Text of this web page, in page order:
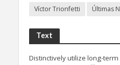
Víctor Trionfetti
Últimas
Text
Distinctively utilize long-